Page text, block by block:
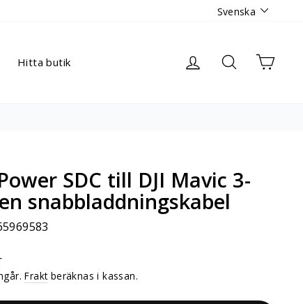
Språk
Svenska
Hitta butik Logga in Sök
SDC till DJI Mavic 3-
snabbladdningskabel
Fraktberäknas i kassan.